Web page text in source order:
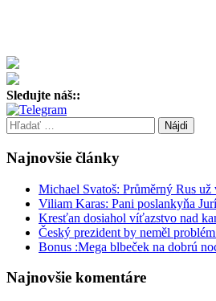
Sledujte náš::
Hľadať:
Najnovšie články
Michael Svatoš: Průměrný Rus
Viliam Karas: Pani poslankyňa
Kresťan dosiahol víťazstvo nad
Český prezident by neměl
Bonus :Mega blbeček na dobrú
Najnovšie komentáre